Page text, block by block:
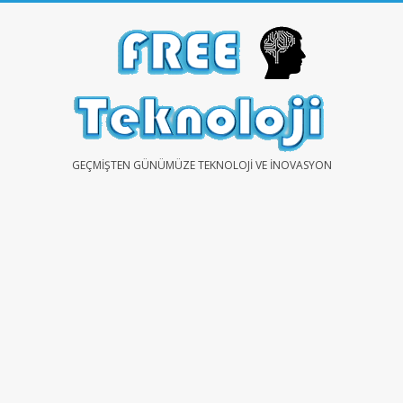
FREEGEÇMIŞTEN GÜNÜMÜZE TEKNOLOJI VE İNOVASYON